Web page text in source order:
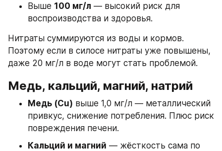
Выше 100 мг/л — высокий риск для
воспроизводства и здоровья.
Нитраты суммируются из воды и кормов.
Поэтому если в силосе нитраты уже повышены,
даже 20 мг/л в воде могут стать проблемой.
Медь, кальций, магний, натрий
Медь (Cu) выше 1,0 мг/л — металлический
привкус, снижение потребления. Плюс риск
повреждения печени.
Кальций и магний — жёсткость сама по